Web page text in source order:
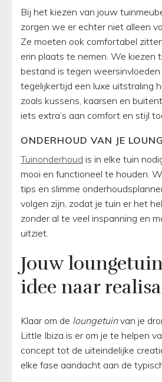
Bij het kiezen van jouw
zorgen we er echter niet alleen
Ze moeten ook comfortabel
erin plaats te nemen. We kiezen
bestand is tegen
tegelijkertijd een luxe uitstraling
zoals kussens, kaarsen en
iets extra’s aan comfort en stijl
ONDERHOUD VAN JE
Tuinonderhoud is in elke tuin
mooi en functioneel te houden.
tips en slimme
volgen zijn, zodat je tuin er het
zonder al te veel inspanning en
uitziet.
Jouw
idee naar
Klaar om de loungetuinvan je
Little Ibiza is er om je te helpen
concept tot de uiteindelijke
elke fase aandacht aan de